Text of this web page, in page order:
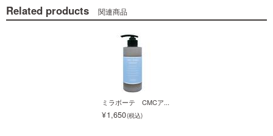
Related products 関連商品
ミラボーテ CMCア...
1,650